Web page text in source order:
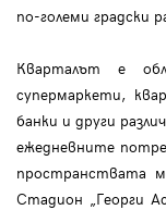
по-големи градски
Кварталът е
супермаркети,
банки и други
ежедневните
пространствата
Стадион „Георги